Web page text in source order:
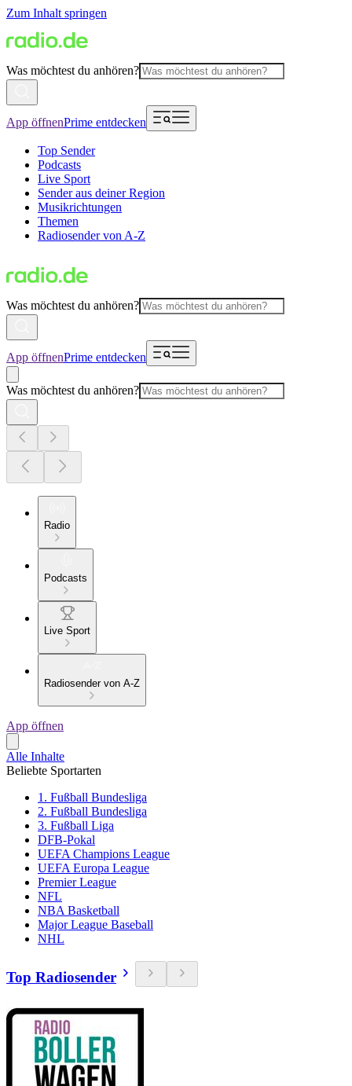
Zum Inhalt springen
Was möchtest du anhören?
App öffnenPrime entdecken
Top Sender
Podcasts
Live Sport
Sender aus deiner Region
Musikrichtungen
Themen
Radiosender von A-Z
Was möchtest du anhören?
App öffnenPrime entdecken
Was möchtest du anhören?
Radio
Podcasts
Live Sport
Radiosender von A-Z
App öffnen
Alle Inhalte
Beliebte Sportarten
1. Fußball Bundesliga
2. Fußball Bundesliga
3. Fußball Liga
DFB-Pokal
UEFA Champions League
UEFA Europa League
Premier League
NFL
NBA Basketball
Major League Baseball
NHL
Top Radiosender